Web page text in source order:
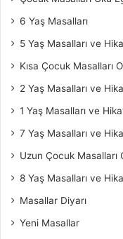
6 Yaş Masalları
5 Yaş Masalları ve
Kısa Çocuk Masalları
2 Yaş Masalları ve
1 Yaş Masalları ve
7 Yaş Masalları ve
Uzun Çocuk Masalları
8 Yaş Masalları ve
Masallar Diyarı
Yeni Masallar